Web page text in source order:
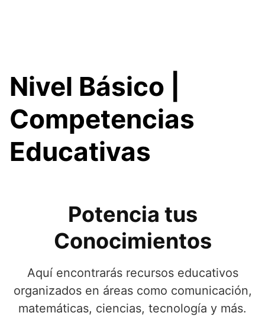
Nivel Básico |
Competencias
Educativas
Potencia tus
Conocimientos
Aquí encontrarás recursos educativos
organizados en áreas como comunicación,
matemáticas, ciencias, tecnología y más.